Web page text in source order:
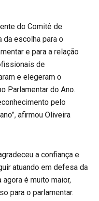
do Comitê de
da escolha para o
e para a relação
de
e elegeram o
Parlamentar do Ano.
pelo
afirmou Oliveira
a confiança e
atuando em defesa da
agora é muito maior,
para o parlamentar.